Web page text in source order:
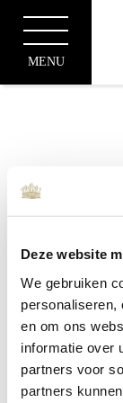
Deze website
We gebruiken
personaliseren,
en om ons
informatie over
partners voor
partners
MENU
Noordwijk
herb, marigold,
chamomile,
suits Noordwijk
enjoy local